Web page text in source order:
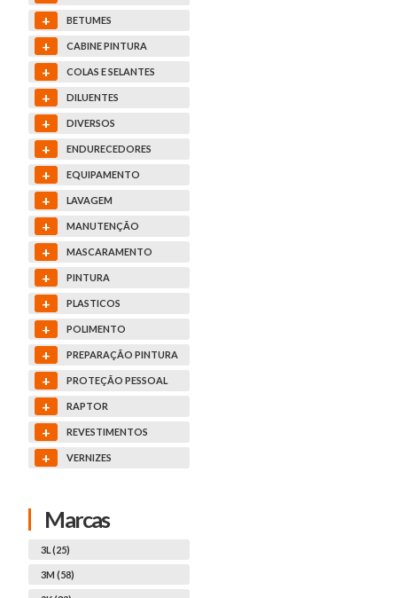
+ BETUMES
+ CABINE PINTURA
+ COLAS E SELANTES
+ DILUENTES
+ DIVERSOS
+ ENDURECEDORES
+ EQUIPAMENTO
+ LAVAGEM
+ MANUTENÇÃO
+ MASCARAMENTO
+ PINTURA
+ PLASTICOS
+ POLIMENTO
+ PREPARAÇÃO PINTURA
+ PROTEÇÃO PESSOAL
+ RAPTOR
+ REVESTIMENTOS
+ VERNIZES
Marcas
3L (25)
3M (58)